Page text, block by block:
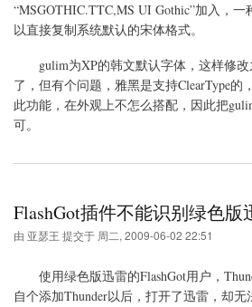
“MSGOTHIC.TTC,MS UI Gothic”加入，
以直接复制系统默认的宋体格式。
gulim为XP的韩文默认字体，这样修改
了，但有个问题，雅黑是支持ClearType的
此功能，在外观上不怎么搭配，因此把
可。
FlashGot插件不能识别绿色版
由 亚瑟王 提交于 周二, 2009-06-02 22:51
使用绿色版迅雷的FlashGot用户，
自个添加Thunder以后，打开了迅雷，却无